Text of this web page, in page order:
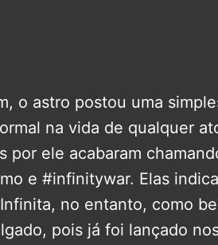
o astro postou uma
na vida de qualquer
por ele acabaram
e #infinitywar. Elas
no entanto, como
pois já foi lançado